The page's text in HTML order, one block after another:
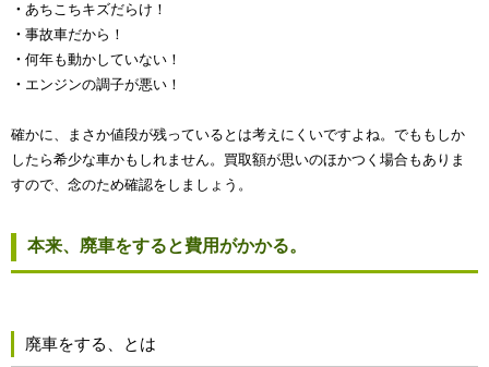
・ あちこちキズだらけ！
・ 事故車だから！
・ 何年も動かしていない！
・ エンジンの調子が悪い！
確かに、まさか値段が残っているとは考えにくいですよね。でももしか
したら希少な車かもしれません。買取額が思いのほかつく場合もありま
すので、念のため確認をしましょう。
本来、廃車をすると費用がかかる。
廃車をする、とは